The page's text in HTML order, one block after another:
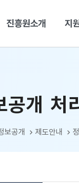
진흥원소개 지
공개 처
보공개 제도안내